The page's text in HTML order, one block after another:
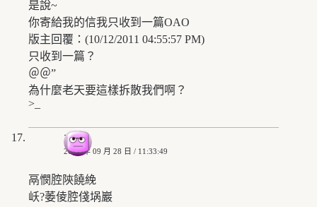
是說~
你寄給我的信我只收到一篇OAO
版主回覆：(10/12/2011 04:55:57 PM)
只收到一篇？
＠＠”
為什麼老天要這樣拆散我們啊？
>_
水手
2008 年 09 月 28 日 / 11:33:49
鬲憫腔陝饒絻
岆?萎倰腔俴埚巖